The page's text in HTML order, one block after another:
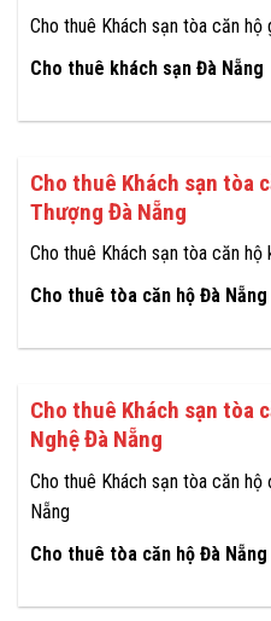
Cho thuê Khách sạn tòa căn
Cho thuê khách sạn Đà Nẵng
Cho thuê Khách sạn tòa
Thượng Đà Nẵng
Cho thuê Khách sạn tòa căn
Cho thuê tòa căn hộ Đà Nẵng
Cho thuê Khách sạn tòa
Nghệ Đà Nẵng
Cho thuê Khách sạn tòa căn
Nẵng
Cho thuê tòa căn hộ Đà Nẵng